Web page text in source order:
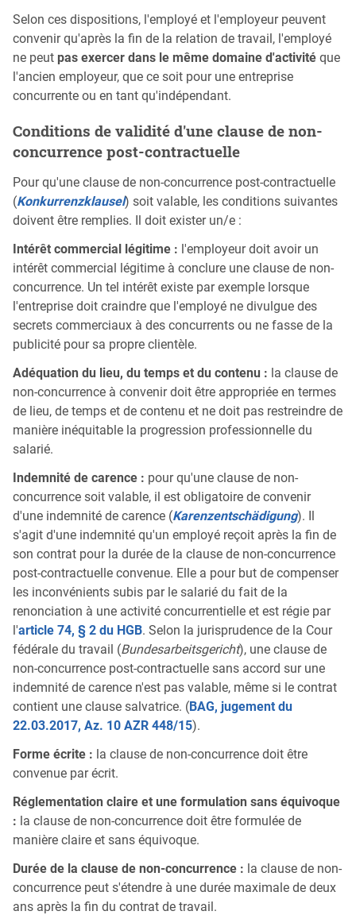
Selon ces dispositions, l'employé et l'employeur peuvent
convenir qu'après la fin de la relation de travail, l'employé
ne peut pas exercer dans le même domaine d'activité que
l'ancien employeur, que ce soit pour une entreprise
concurrente ou en tant qu'indépendant.
Conditions de validité d'une clause de non-
concurrence post-contractuelle
Pour qu'une clause de non-concurrence post-contractuelle
(Konkurrenzklausel) soit valable, les conditions suivantes
doivent être remplies. Il doit exister un/e :
Intérêt commercial légitime : l'employeur doit avoir un
intérêt commercial légitime à conclure une clause de non-
concurrence. Un tel intérêt existe par exemple lorsque
l'entreprise doit craindre que l'employé ne divulgue des
secrets commerciaux à des concurrents ou ne fasse de la
publicité pour sa propre clientèle.
Adéquation du lieu, du temps et du contenu : la clause de
non-concurrence à convenir doit être appropriée en termes
de lieu, de temps et de contenu et ne doit pas restreindre de
manière inéquitable la progression professionnelle du
salarié.
Indemnité de carence : pour qu'une clause de non-
concurrence soit valable, il est obligatoire de convenir
d'une indemnité de carence (Karenzentschädigung). Il
s'agit d'une indemnité qu'un employé reçoit après la fin de
son contrat pour la durée de la clause de non-concurrence
post-contractuelle convenue. Elle a pour but de compenser
les inconvénients subis par le salarié du fait de la
renonciation à une activité concurrentielle et est régie par
l'article 74, § 2 du HGB. Selon la jurisprudence de la Cour
fédérale du travail (Bundesarbeitsgericht), une clause de
non-concurrence post-contractuelle sans accord sur une
indemnité de carence n'est pas valable, même si le contrat
contient une clause salvatrice. (BAG, jugement du
22.03.2017, Az. 10 AZR 448/15).
Forme écrite : la clause de non-concurrence doit être
convenue par écrit.
Réglementation claire et une formulation sans équivoque
: la clause de non-concurrence doit être formulée de
manière claire et sans équivoque.
Durée de la clause de non-concurrence : la clause de non-
concurrence peut s'étendre à une durée maximale de deux
ans après la fin du contrat de travail.